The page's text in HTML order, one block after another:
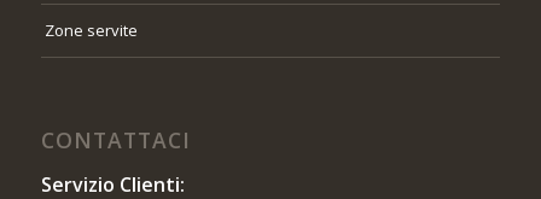
Zone servite
CONTATTACI
Servizio Clienti: